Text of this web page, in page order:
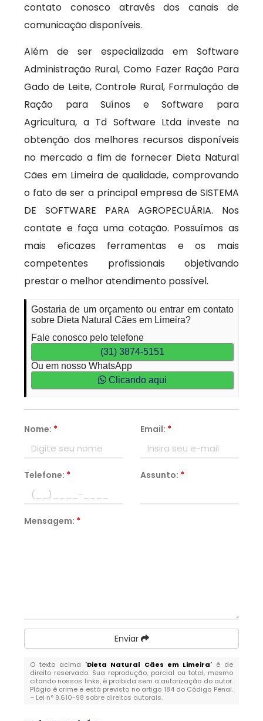
contato conosco através dos canais de
comunicação disponíveis.
Além de ser especializada em Software
Administração Rural, Como Fazer Ração Para
Gado de Leite, Controle Rural, Formulação de
Ração para Suínos e Software para
Agricultura, a Td Software Ltda investe na
obtenção dos melhores recursos disponíveis
no mercado a fim de fornecer Dieta Natural
Cães em Limeira de qualidade, comprovando
o fato de ser a principal empresa de SISTEMA
DE SOFTWARE PARA AGROPECUÁRIA. Nos
contate e faça uma cotação. Possuímos as
mais eficazes ferramentas e os mais
competentes profissionais objetivando
prestar o melhor atendimento possível.
Gostaria de um orçamento ou entrar em contato
sobre Dieta Natural Cães em Limeira?
Fale conosco pelo telefone
(31) 3874-5151
Ou em nosso WhatsApp
Clicando aqui
Nome: * Email: *
Telefone: * Assunto: *
Mensagem: *
Enviar
O texto acima "Dieta Natural Cães em Limeira" é de
direito reservado. Sua reprodução, parcial ou total, mesmo
citando nossos links, é proibida sem a autorização do autor.
Plágio é crime e está previsto no artigo 184 do Código Penal.
– Lei n° 9.610-98 sobre direitos autorais.